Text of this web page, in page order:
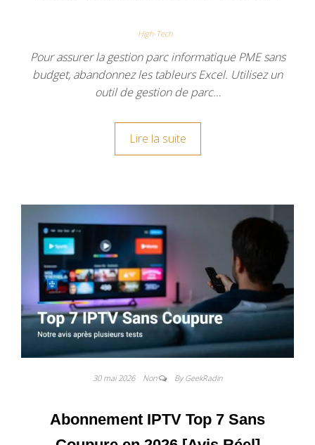
High-Tech
Pour assurer la gestion parc informatique PME sans
budget, abandonnez les tableurs Excel. Utilisez un
outil de gestion de parc…
Lire la suite
30 mai 2026 Non By GeekRadin
Abonnement IPTV Top 7 Sans